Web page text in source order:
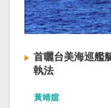
首曬台美海巡艦
執法
黃靖媗